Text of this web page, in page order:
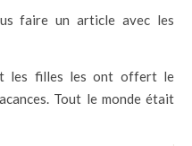
faire un article avec les
les filles les ont offert le
Tout le monde était